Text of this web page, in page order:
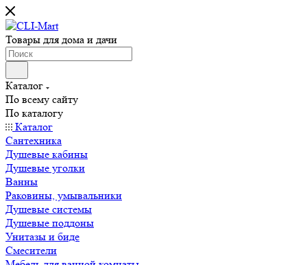
Товары для дома и дачи
Каталог
По всему сайту
По каталогу
Каталог
Сантехника
Душевые кабины
Душевые уголки
Ванны
Раковины, умывальники
Душевые системы
Душевые поддоны
Унитазы и биде
Смесители